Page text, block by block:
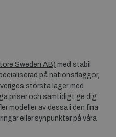
Sweden AB) med stabil
på nationsflaggor,
största lager med
priser och samtidigt ge dig
modeller av dessa i den fina
eller synpunkter på våra